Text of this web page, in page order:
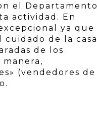
el Departamento
actividad. En
ya que
de la casa
de los
(vendedores de